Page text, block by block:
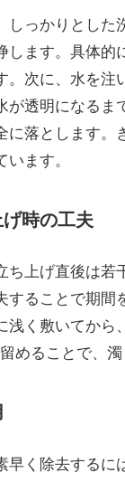
しっかりとし
します。具体
。次に、水を
が透明になる
に落とします。
ます。
時の工夫
ち上げ直後は
することで期
浅く敷いてか
めることで、
早く除去する